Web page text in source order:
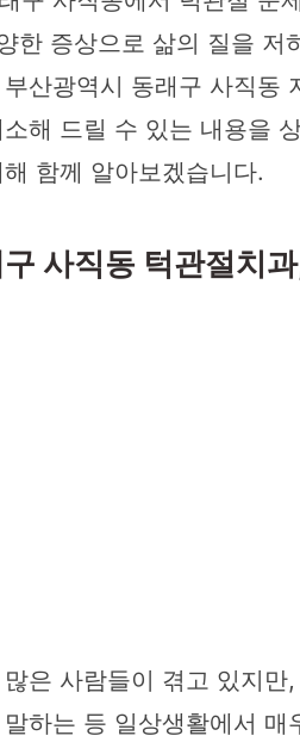
한 증상으로 삶의 질을
산광역시 동래구 사직동
해 드릴 수 있는 내용을
함께 알아보겠습니다.
사직동 턱관절치
은 사람들이 겪고 있지
하는 등 일상생활에서